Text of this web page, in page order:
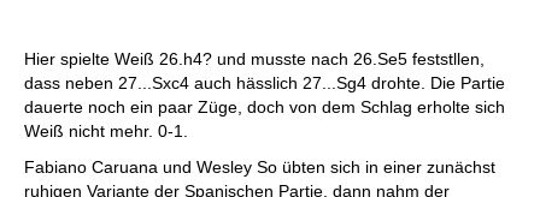
Hier spielte Weiß 26.h4? und musste nach 26.Se5 feststllen,
dass neben 27...Sxc4 auch hässlich 27...Sg4 drohte. Die Partie
dauerte noch ein paar Züge, doch von dem Schlag erholte sich
Weiß nicht mehr. 0-1.
Fabiano Caruana und Wesley So übten sich in einer zunächst
ruhigen Variante der Spanischen Partie, dann nahm der